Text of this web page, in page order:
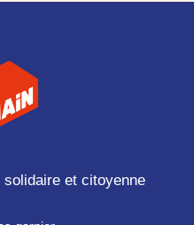
et citoyenne